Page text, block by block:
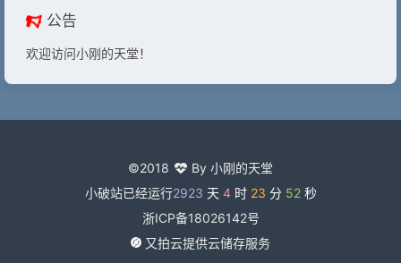
公告
欢迎访问小刚的天堂！
©2018
By 小刚的天堂
小破站已经运行2923 天 4时 23 分 52秒
浙ICP备18026142号
又拍云提供云储存服务